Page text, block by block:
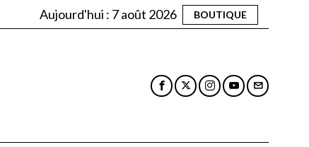
Aujourd'hui : 7 août 2026 BOUTIQUE